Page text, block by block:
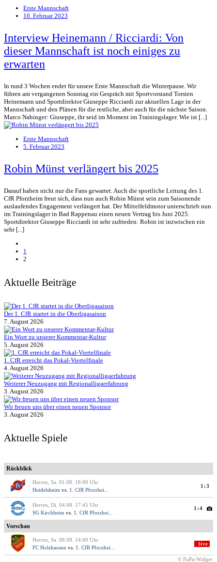
Erste Mannschaft
10. Februar 2023
Interview Heinemann / Ricciardi: Von
dieser Mannschaft ist noch einiges zu
erwarten
In rund 3 Wochen endet für unsere Erste Mannschaft die Winterpause. Wir
führen am vergangenen Sonntag ein Gespräch mit Sportvorstand Torsten
Heinemann und Sportdirektor Giuseppe Ricciardi zur aktuellen Lage in der
Mannschaft und den Plänen für die restliche, aber auch für die nächste Saison.
Marco Nabinger: Giuseppe, ihr seid im Moment im Trainingslager. Wie ist [...]
Erste Mannschaft
5. Februar 2023
Robin Münst verlängert bis 2025
Darauf haben nicht nur die Fans gewartet. Auch die sportliche Leitung des 1.
CfR Pforzheim freut sich, dass nun auch Robin Münst sein zum Saisonende
auslaufendes Engagement verlängert hat. Der Mittelfeldmotor unterschrieb nun
im Trainingslager in Bad Rappenau einen neuen Vertrag bis Juni 2025.
Sportdirektor Giuseppe Ricciardi ist sehr zufrieden: Robin ist inzwischen ein
sehr [...]
1
2
Aktuelle Beiträge
Der 1. CfR startet in die Oberligasaison
7. August 2026
Ein Wort zu unserer Kommentar-Kultur
5. August 2026
1. CfR erreicht das Pokal-Viertelfinale
4. August 2026
Weiterer Neuzugang mit Regionalligaerfahrung
3. August 2026
Wir freuen uns über einen neuen Sponsor
3. August 2026
Aktuelle Spiele